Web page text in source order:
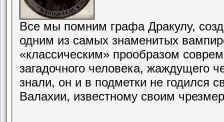
Все мы помним графа Дракулу,
одним из самых знаменитых
«классическим» прообразом
загадочного человека, жаждущего
знали, он и в подметки не годился
Валахии, известному своим